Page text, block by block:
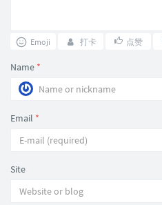
Emoji 打卡 点赞
Name *
Email *
Site